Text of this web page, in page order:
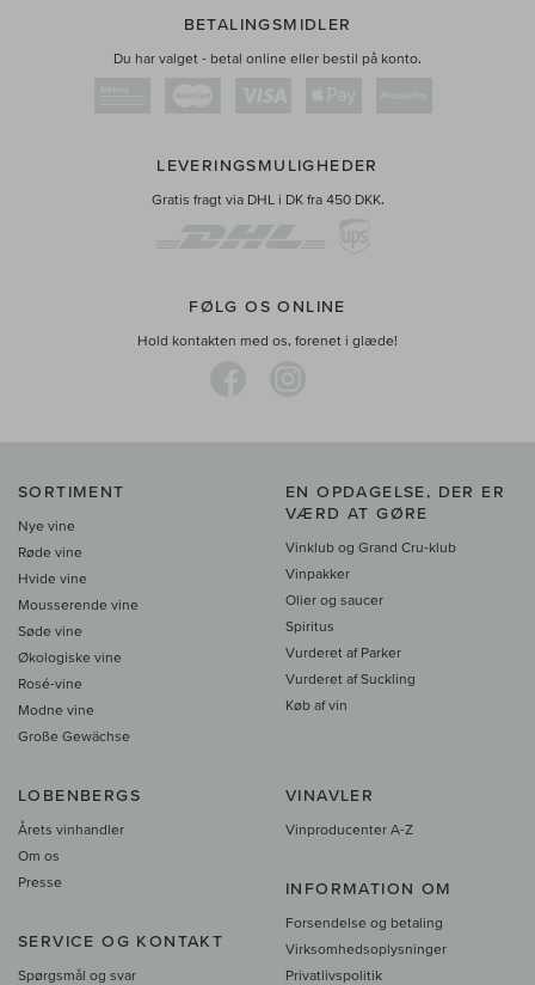
BETALINGSMIDLER
Du har valget - betal online eller bestil på konto.
LEVERINGSMULIGHEDER
Gratis fragt via DHL i DK fra 450 DKK.
FØLG OS ONLINE
Hold kontakten med os, forenet i glæde!
SORTIMENT
Nye vine
Røde vine
Hvide vine
Mousserende vine
Søde vine
Økologiske vine
Rosé-vine
Modne vine
Große Gewächse
EN OPDAGELSE, DER ER
VÆRD AT GØRE
Vinklub og Grand Cru-klub
Vinpakker
Olier og saucer
Spiritus
Vurderet af Parker
Vurderet af Suckling
Køb af vin
LOBENBERGS
Årets vinhandler
Om os
Presse
SERVICE OG KONTAKT
Spørgsmål og svar
VINAVLER
Vinproducenter A-Z
INFORMATION OM
Forsendelse og betaling
Virksomhedsoplysninger
Privatlivspolitik